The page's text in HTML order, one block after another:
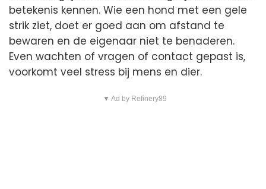
betekenis kennen. Wie een hond met een gele
strik ziet, doet er goed aan om afstand te
bewaren en de eigenaar niet te benaderen.
Even wachten of vragen of contact gepast is,
voorkomt veel stress bij mens en dier.
▼ Ad by Refinery89